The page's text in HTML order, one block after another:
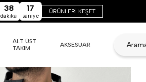
38
dakika
16
saniye
ÜRÜNLERİ KEŞET
ALT ÜST
TAKIM
AKSESUAR